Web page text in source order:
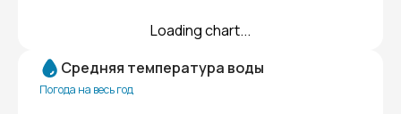
Loading chart...
Средняя температура воды
Погода на весь год